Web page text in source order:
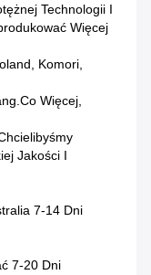
Technologii I
Więcej
Komori,
Więcej,
Jakości I
7-14 Dni
7-20 Dni